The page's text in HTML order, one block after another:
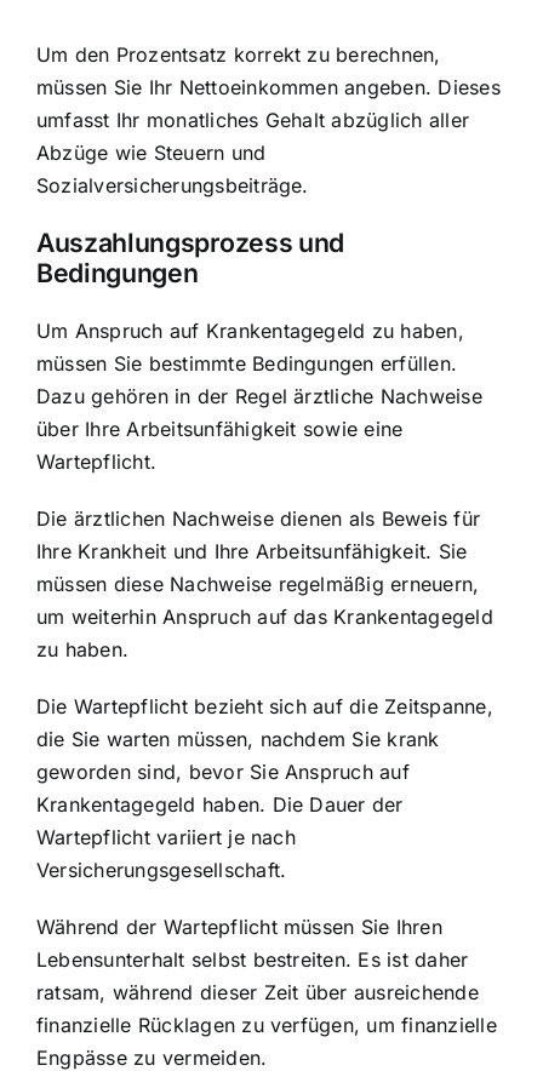
Um den Prozentsatz korrekt zu berechnen,
müssen Sie Ihr Nettoeinkommen angeben. Dieses
umfasst Ihr monatliches Gehalt abzüglich aller
Abzüge wie Steuern und
Sozialversicherungsbeiträge.
Auszahlungsprozess und
Bedingungen
Um Anspruch auf Krankentagegeld zu haben,
müssen Sie bestimmte Bedingungen erfüllen.
Dazu gehören in der Regel ärztliche Nachweise
über Ihre Arbeitsunfähigkeit sowie eine
Wartepflicht.
Die ärztlichen Nachweise dienen als Beweis für
Ihre Krankheit und Ihre Arbeitsunfähigkeit. Sie
müssen diese Nachweise regelmäßig erneuern,
um weiterhin Anspruch auf das Krankentagegeld
zu haben.
Die Wartepflicht bezieht sich auf die Zeitspanne,
die Sie warten müssen, nachdem Sie krank
geworden sind, bevor Sie Anspruch auf
Krankentagegeld haben. Die Dauer der
Wartepflicht variiert je nach
Versicherungsgesellschaft.
Während der Wartepflicht müssen Sie Ihren
Lebensunterhalt selbst bestreiten. Es ist daher
ratsam, während dieser Zeit über ausreichende
finanzielle Rücklagen zu verfügen, um finanzielle
Engpässe zu vermeiden.